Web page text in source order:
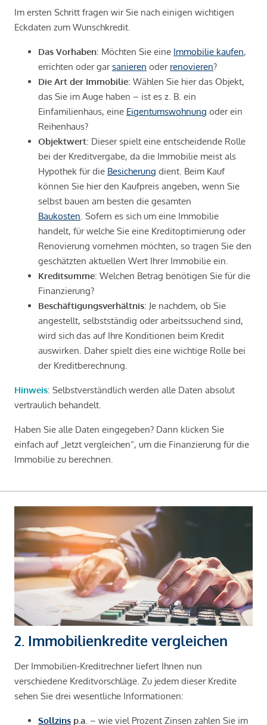
Im ersten Schritt fragen wir Sie nach einigen wichtigen
Eckdaten zum Wunschkredit.
Das Vorhaben: Möchten Sie eine Immobilie kaufen,
errichten oder garsanieren oder renovieren?
Die Art der Immobilie: Wählen Sie hier das Objekt,
das Sie im Auge haben – ist es z. B. ein
Einfamilienhaus, eine Eigentumswohnung oder ein
Reihenhaus?
Objektwert: Dieser spielt eine entscheidende Rolle
bei der Kreditvergabe, da die Immobilie meist als
Hypothek für die Besicherung dient. Beim Kauf
können Sie hier den Kaufpreis angeben, wenn Sie
selbst bauen am besten die gesamten
Baukosten . Sofern es sich um eine Immobilie
handelt, für welche Sie eine Kreditoptimierung oder
Renovierung vornehmen möchten, so tragen Sie den
geschätzten aktuellen Wert Ihrer Immobilie ein.
Kreditsumme: Welchen Betrag benötigen Sie für die
Finanzierung?
Beschäftigungsverhältnis: Je nachdem, ob Sie
angestellt, selbstständig oder arbeitssuchend sind,
wird sich das auf Ihre Konditionen beim Kredit
auswirken. Daher spielt dies eine wichtige Rolle bei
der Kreditberechnung.
Hinweis: Selbstverständlich werden alle Daten absolut
vertraulich behandelt.
Haben Sie alle Daten eingegeben? Dann klicken Sie
einfach auf „Jetzt vergleichen“, um die Finanzierung für die
Immobilie zu berechnen.
2. Immobilienkredite vergleichen
Der Immobilien-Kreditrechner liefert Ihnen nun
verschiedene Kreditvorschläge. Zu jedem dieser Kredite
sehen Sie drei wesentliche Informationen:
Sollzins p.a . – wie viel Prozent Zinsen zahlen Sie im